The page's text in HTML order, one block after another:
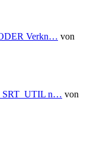
Verkn… von
SRT_UTIL n… von